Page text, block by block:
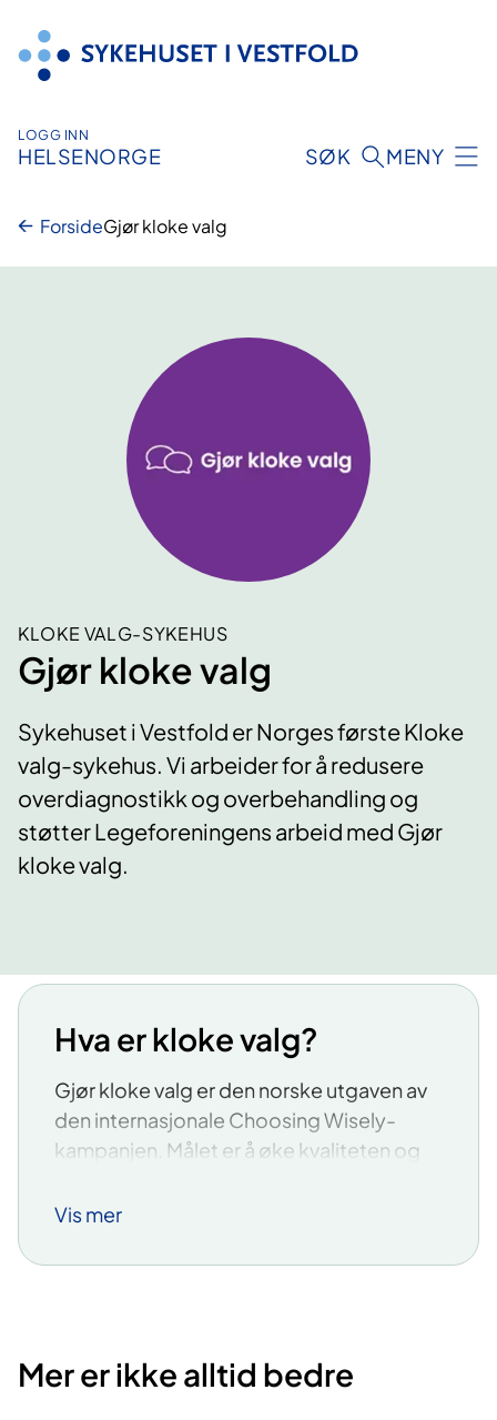
innhold
LOGG INN
HELSENORGE SØK MENY
ForsideGjør kloke valg
KLOKE VALG-SYKEHUS
Gjør kloke valg
Sykehuset i Vestfold er Norges første Kloke
valg-sykehus. Vi arbeider for å redusere
overdiagnostikk og overbehandling og
støtter Legeforeningens arbeid med Gjør
kloke valg.
Hva er kloke valg?
Gjør kloke valg er den norske utgaven av
den internasjonale Choosing Wisely-
kampanjen. Målet er å øke kvaliteten og
overbehandling i helsevesenet.
tilbyr rundt 170 anbefalinger for tester,
Vis mer
Mer er ikke alltid bedre